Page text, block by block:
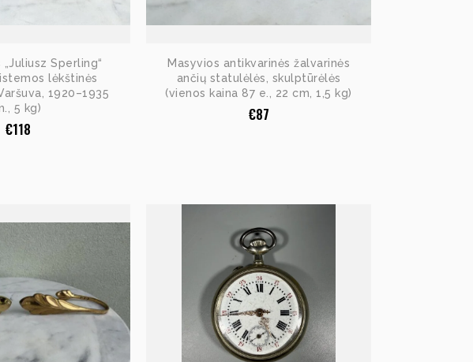
Sperling“
lėkštinės
1920–1935
5 kg)
€118
Masyvios antikvarinės žalvarinės
ančių statulėlės, skulptūrėlės
(vienos kaina 87 e., 22 cm, 1,5 kg)
€87